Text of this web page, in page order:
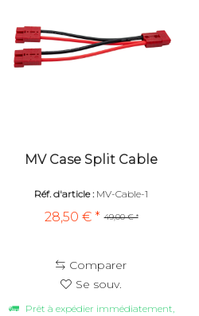
MV Case Split Cable
Réf. d'article : MV-Cable-1
49,00 € *
28,50 € *
Comparer
Se souv.
Prêt à expédier immédiatement,